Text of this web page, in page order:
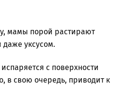
мамы порой растирают
уксусом.
с поверхности
в свою очередь, приводит к